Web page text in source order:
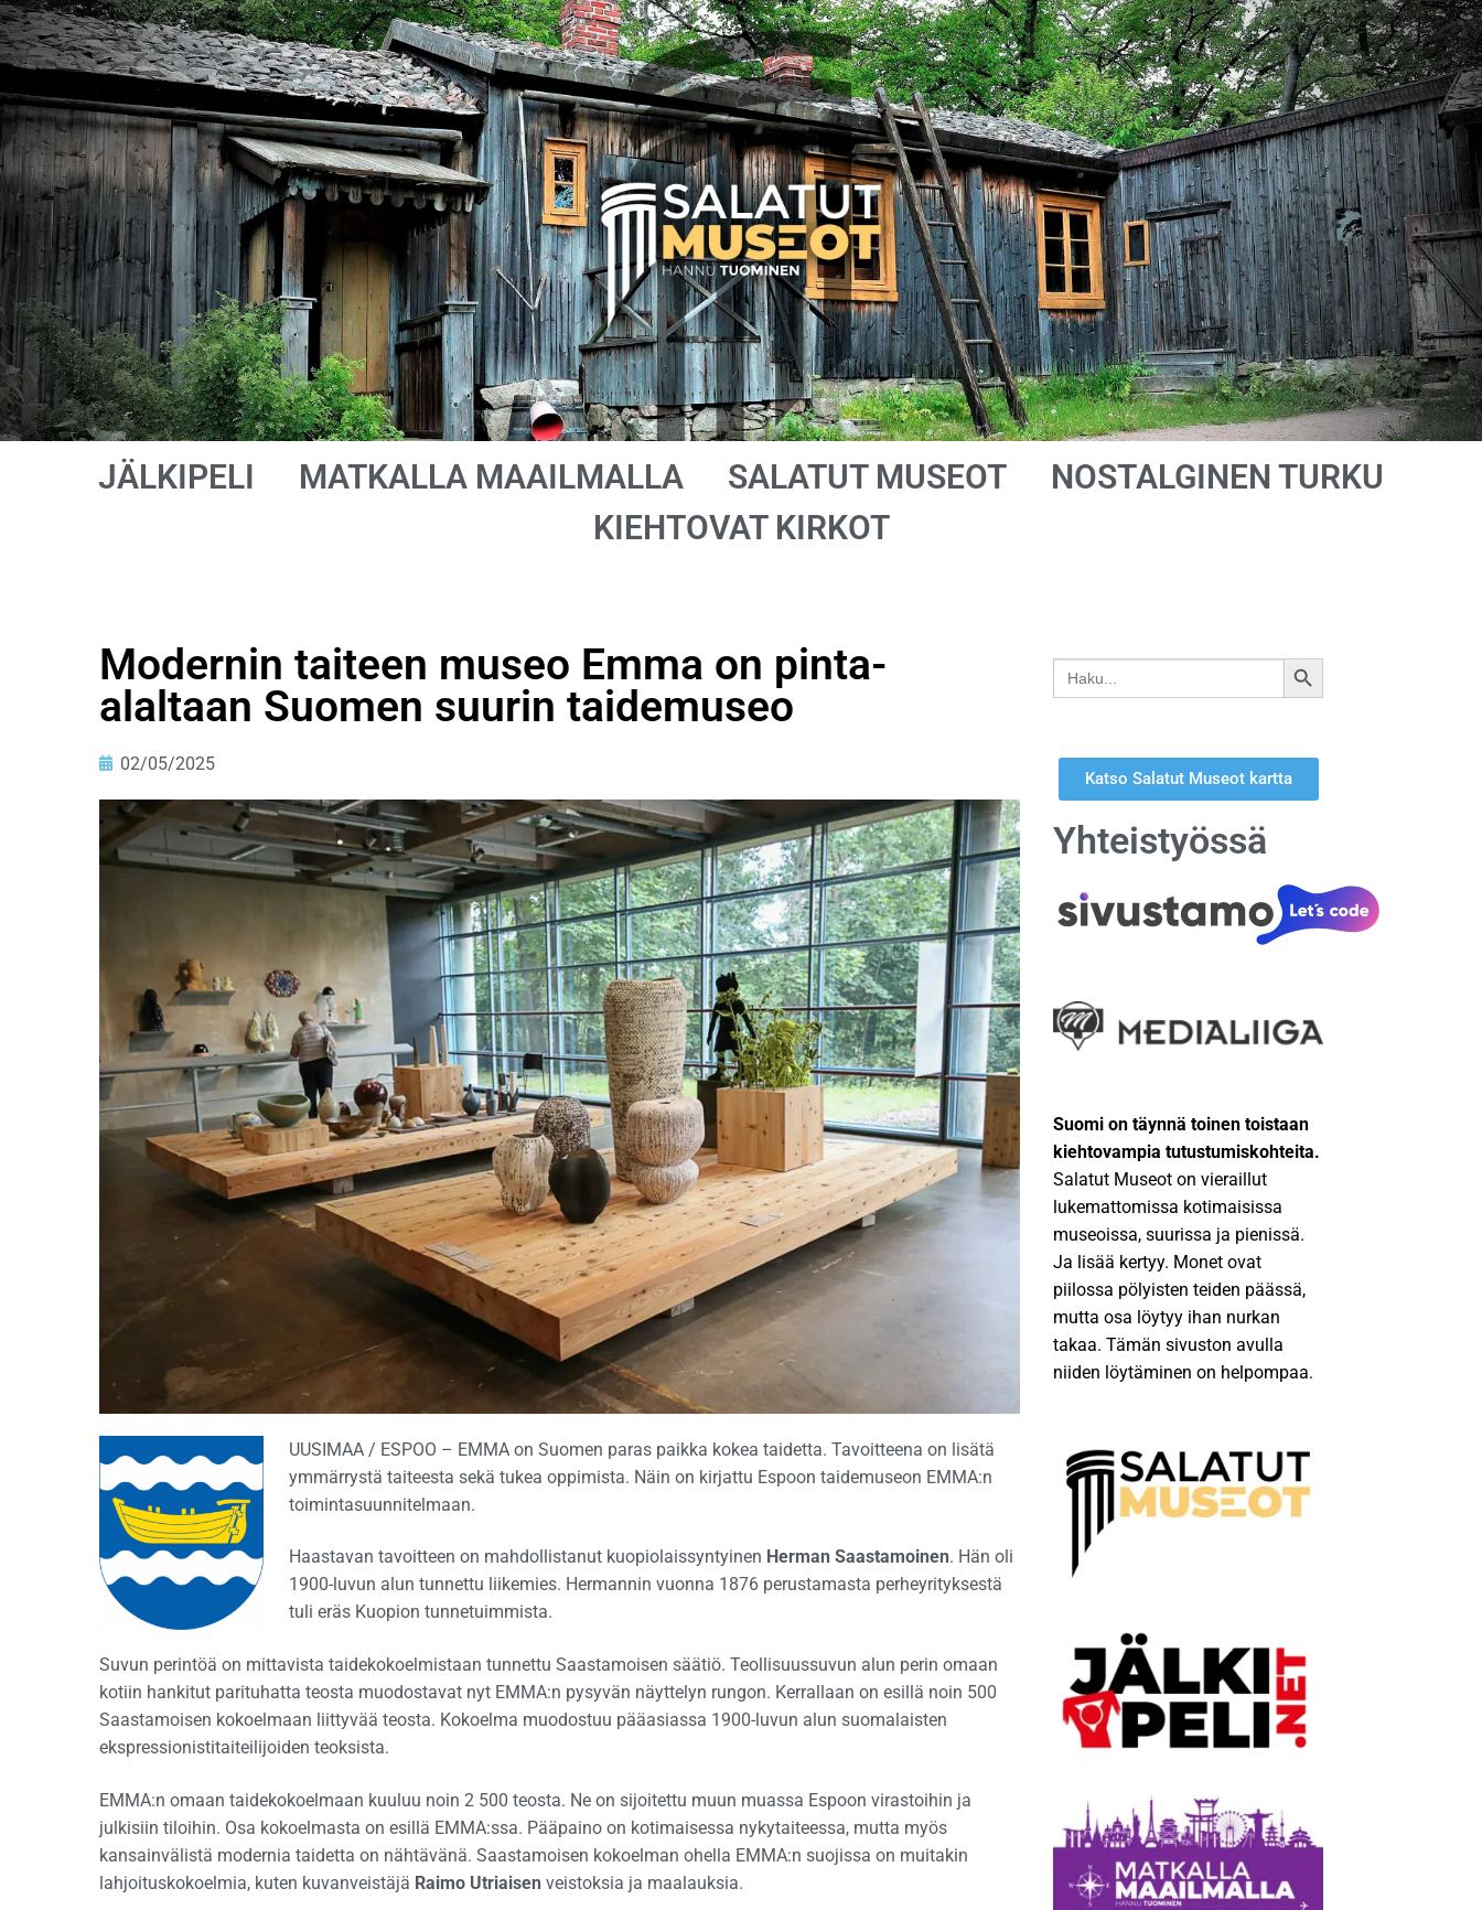
JÄLKIPELI MATKALLA MAAILMALLA SALATUT MUSEOT
NOSTALGINEN TURKU
KIEHTOVAT KIRKOT
Modernin taiteen museo Emma on pinta-
alaltaan Suomen suurin taidemuseo
02/05/2025
UUSIMAA / ESPOO – EMMA on Suomen paras paikka kokea taidetta. Tavoitteena on lisätä
ymmärrystä taiteesta sekä tukea oppimista. Näin on kirjattu Espoon taidemuseon EMMA:n
toimintasuunnitelmaan.
Haastavan tavoitteen on mahdollistanut kuopiolaissyntyinen Herman Saastamoinen. Hän oli
1900-luvun alun tunnettu liikemies. Hermannin vuonna 1876 perustamasta perheyrityksestä
tuli eräs Kuopion tunnetuimmista.
Suvun perintöä on mittavista taidekokoelmistaan tunnettu Saastamoisen säätiö. Teollisuussuvun alun perin omaan
kotiin hankitut parituhatta teosta muodostavat nyt EMMA:n pysyvän näyttelyn rungon. Kerrallaan on esillä noin 500
Saastamoisen kokoelmaan liittyvää teosta. Kokoelma muodostuu pääasiassa 1900-luvun alun suomalaisten
ekspressionistitaiteilijoiden teoksista.
EMMA:n omaan taidekokoelmaan kuuluu noin 2 500 teosta. Ne on sijoitettu muun muassa Espoon virastoihin ja
julkisiin tiloihin. Osa kokoelmasta on esillä EMMA:ssa. Pääpaino on kotimaisessa nykytaiteessa, mutta myös
kansainvälistä modernia taidetta on nähtävänä. Saastamoisen kokoelman ohella EMMA:n suojissa on muitakin
lahjoituskokoelmia, kuten kuvanveistäjä Raimo Utriaisen veistoksia ja maalauksia.
Search
for:
SEARCH
Katso Salatut Museot kartta
Yhteistyössä
Suomi on täynnä toinen toistaan
kiehtovampia tutustumiskohteita.
Salatut Museot on vieraillut
lukemattomissa kotimaisissa
museoissa, suurissa ja pienissä.
Ja lisää kertyy. Monet ovat
piilossa pölyisten teiden päässä,
mutta osa löytyy ihan nurkan
takaa. Tämän sivuston avulla
niiden löytäminen on helpompaa.